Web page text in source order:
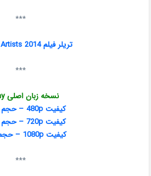
***
تریلر فیلم The Con Artists 2014
***
نسخه زبان اصلی BluRay
کیفیت 480p – حجم 450MB
کیفیت 720p – حجم 851MB
کیفیت 1080p – حجم 1.5GB
***